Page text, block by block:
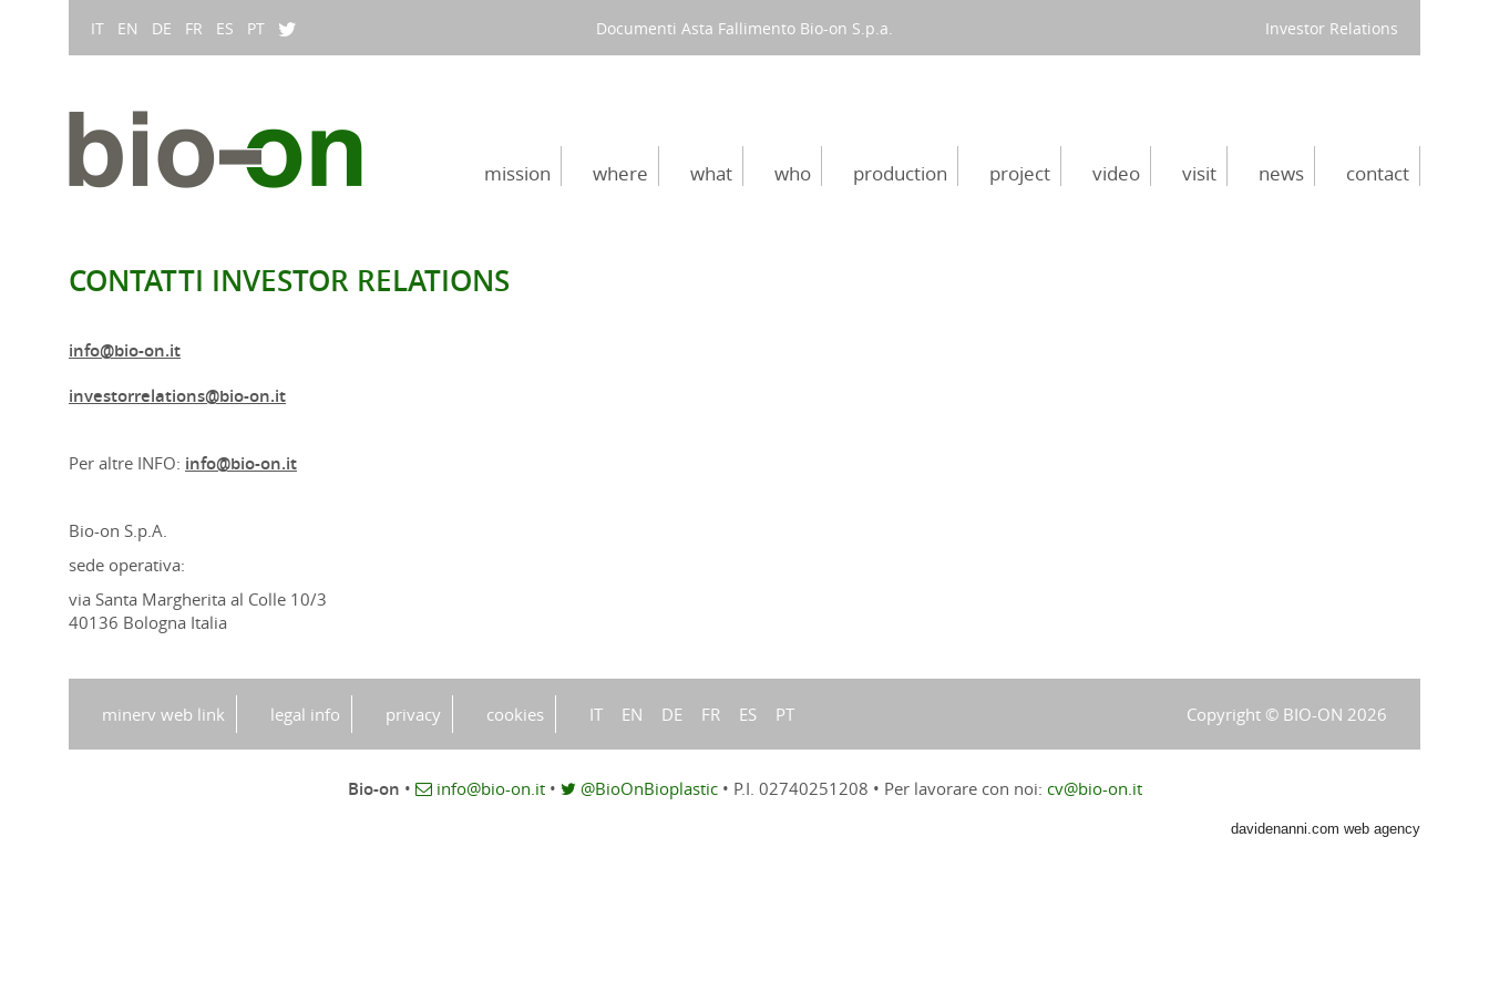
IT EN DE FR ES PT Documenti Asta Fallimento Bio-on S.p.a. Investor Relations
mission where what who production project video visit news contact
CONTATTI INVESTOR RELATIONS
info@bio-on.it
investorrelations@bio-on.it
Per altre INFO: info@bio-on.it
Bio-on S.p.A.
sede operativa:
via Santa Margherita al Colle 10/3
40136 Bologna Italia
minerv web link legal info privacy cookies IT EN DE FR ES PT Copyright © BIO-ON 2026
Bio-on • info@bio-on.it• @BioOnBioplastic• P.I. 02740251208 • Per lavorare con noi: cv@bio-on.it
davidenanni.com web agency